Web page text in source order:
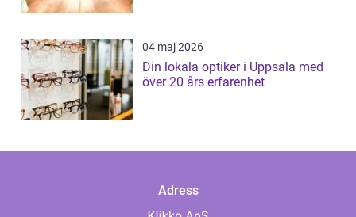
04 maj 2026
Din lokala optiker i Uppsala med
över 20 års erfarenhet
Adress